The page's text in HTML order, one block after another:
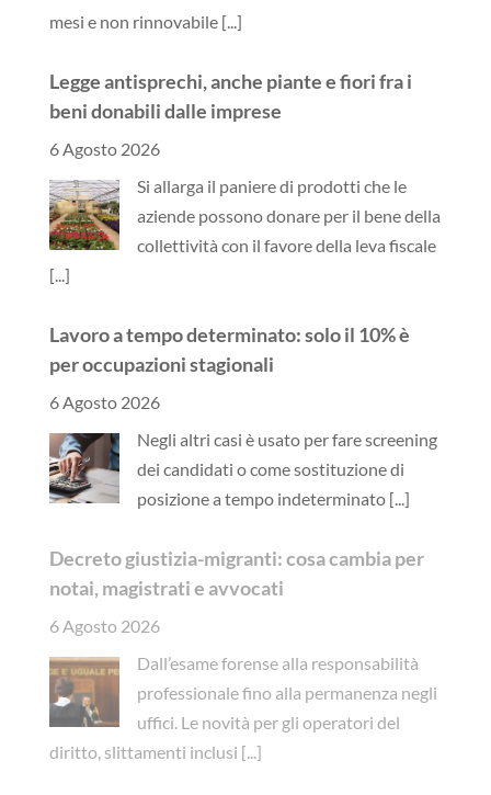
mesi e non rinnovabile [...]
Legge antisprechi, anche piante e fiori fra i
beni donabili dalle imprese
6 Agosto 2026
Si allarga il paniere di prodotti che le
aziende possono donare per il bene della
collettività con il favore della leva fiscale
[...]
Lavoro a tempo determinato: solo il 10% è
per occupazioni stagionali
6 Agosto 2026
Negli altri casi è usato per fare screening
dei candidati o come sostituzione di
posizione a tempo indeterminato [...]
Decreto giustizia-migranti: cosa cambia per
notai, magistrati e avvocati
6 Agosto 2026
Dall’esame forense alla responsabilità
professionale fino alla permanenza negli
uffici. Le novità per gli operatori del
diritto, slittamenti inclusi [...]